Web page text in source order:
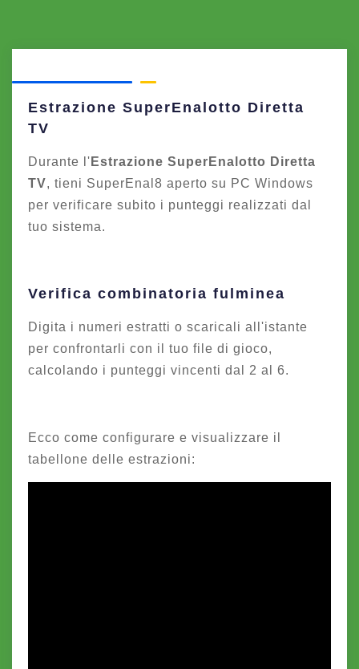
Estrazione SuperEnalotto Diretta
TV
Durante l' Estrazione SuperEnalotto Diretta
TV, tieni SuperEnal8 aperto su PC Windows
per verificare subito i punteggi realizzati dal
tuo sistema.
Verifica combinatoria fulminea
Digita i numeri estratti o scaricali all'istante
per confrontarli con il tuo file di gioco,
calcolando i punteggi vincenti dal 2 al 6.
Ecco come configurare e visualizzare il
tabellone delle estrazioni: